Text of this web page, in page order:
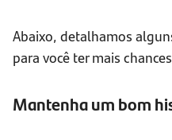
Abaixo, detalhamos
para você ter mais
Mantenha um bom